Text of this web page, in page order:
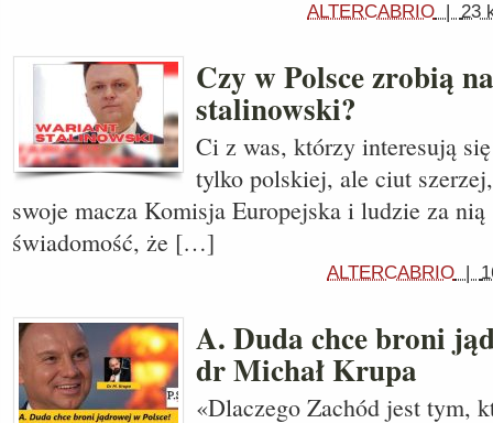
ALTERCABRIO | 23
Czy w Polsce zrobią
stalinowski?
Ci z was, którzy interesują
tylko polskiej, ale ciut
swoje macza Komisja Europejska i ludzie za nią
świadomość, że […]
ALTERCABRIO |
A. Duda chce broni
dr Michał Krupa
«Dlaczego Zachód jest tym,